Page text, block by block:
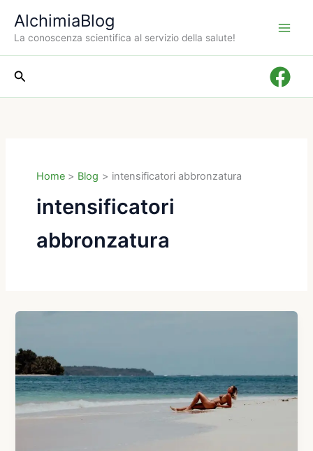
contenuto
AlchimiaBlog
La conoscenza scientifica al servizio della salute!
Cerca
Home Blog intensificatori abbronzatura
intensificatori
abbronzatura